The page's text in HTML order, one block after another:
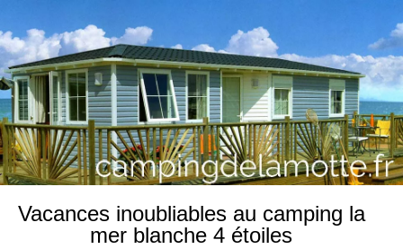
Vacances inoubliables au camping la
mer blanche 4 étoiles